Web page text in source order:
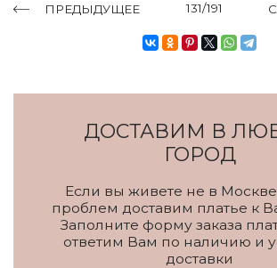
ПРЕДЫДУЩЕЕ 131/191
ДОСТАВИМ В
ГОРОД
Если вы живете не в
проблем доставим платье к
Заполните форму заказа
ответим Вам по наличию и
доставки